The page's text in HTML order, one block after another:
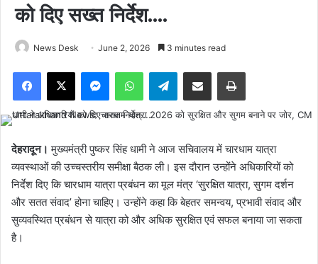
को दिए सख्त निर्देश….
News Desk June 2, 2026 3 minutes read
Facebook
X MessengerWhatsAppTelegramShare via Email Print
देहरादून। मुख्यमंत्री पुष्कर सिंह धामी ने आज सचिवालय में चारधाम यात्रा
व्यवस्थाओं की उच्चस्तरीय समीक्षा बैठक ली। इस दौरान उन्होंने अधिकारियों को
निर्देश दिए कि चारधाम यात्रा प्रबंधन का मूल मंत्र ‘सुरक्षित यात्रा, सुगम दर्शन
और सतत संवाद’ होना चाहिए। उन्होंने कहा कि बेहतर समन्वय, प्रभावी संवाद और
सुव्यवस्थित प्रबंधन से यात्रा को और अधिक सुरक्षित एवं सफल बनाया जा सकता
है।